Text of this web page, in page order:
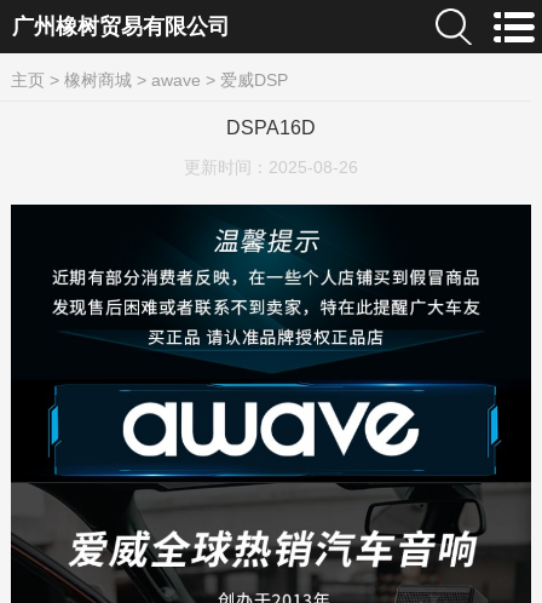
广州橡树贸易有限公司
主页> 橡树商城 > awave > 爱威DSP
DSPA16D
更新时间： 2025-08-26